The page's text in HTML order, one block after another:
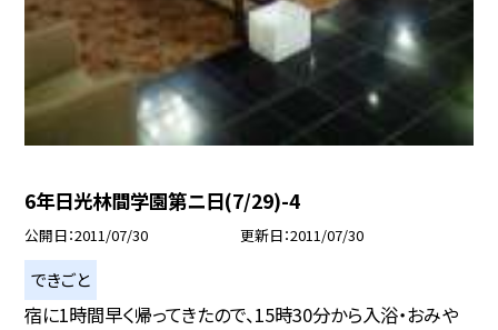
6年日光林間学園第ニ日(7/29)-4
公開日 2011/07/30 更新日 2011/07/30
できごと
宿に1時間早く帰ってきたので、15時30分から入浴・おみや